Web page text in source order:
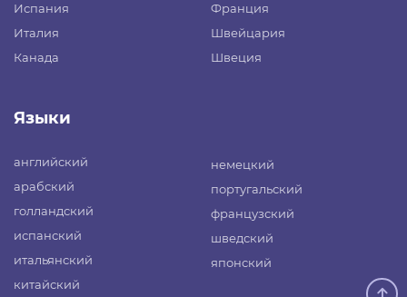
Испания
Италия
Канада
Франция
Швейцария
Швеция
Языки
английский
арабский
голландский
испанский
итальянский
китайский
немецкий
португальский
французский
шведский
японский